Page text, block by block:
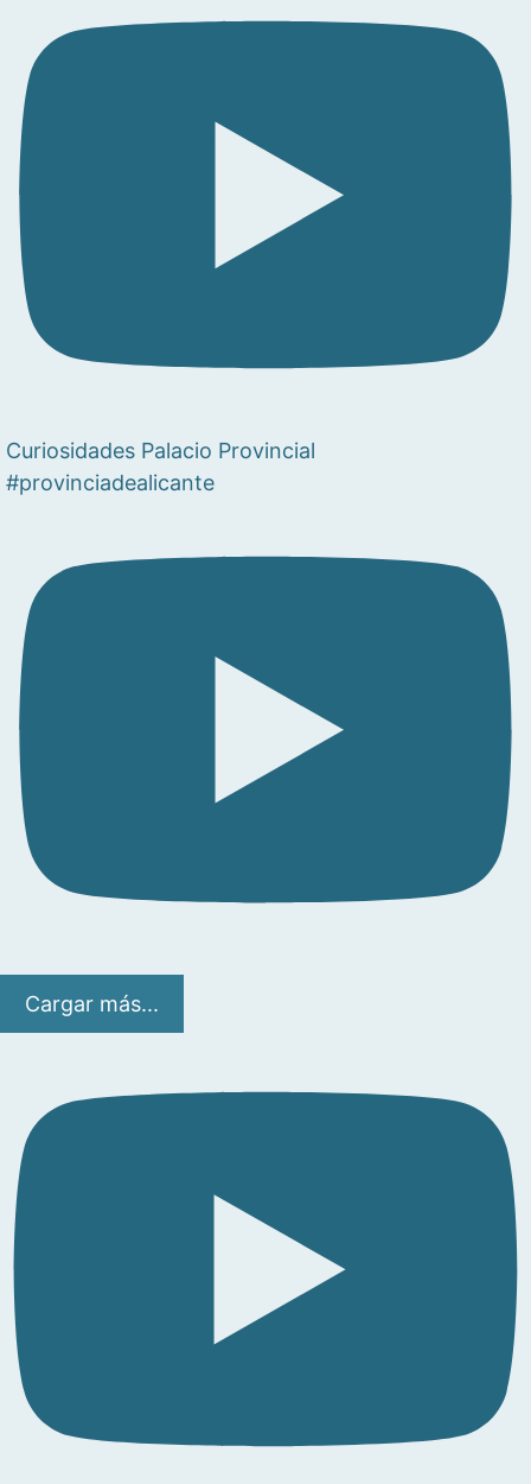
Curiosidades Palacio Provincial
#provinciadealicante
Cargar más...